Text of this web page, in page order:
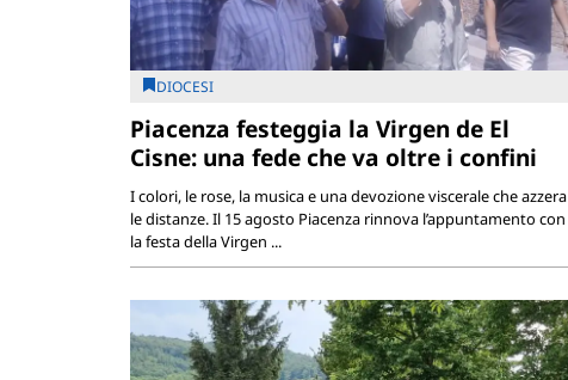
DIOCESI
Piacenza festeggia la Virgen de El
Cisne: una fede che va oltre i confini
I colori, le rose, la musica e una devozione viscerale che azzera
le distanze. Il 15 agosto Piacenza rinnova l’appuntamento con
la festa della Virgen ...